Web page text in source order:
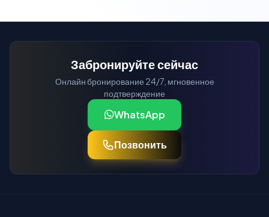
Забронируйте сейчас
Онлайн бронирование 24/7, мгновенное
подтверждение
WhatsApp
Позвонить